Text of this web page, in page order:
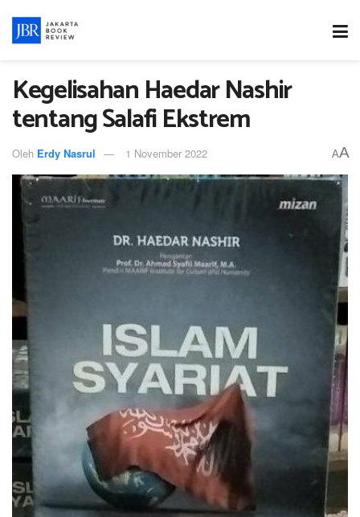
Kegelisahan Haedar Nashir
tentang Salafi Ekstrem
Oleh Erdy Nasrul 1 November 2022 AA